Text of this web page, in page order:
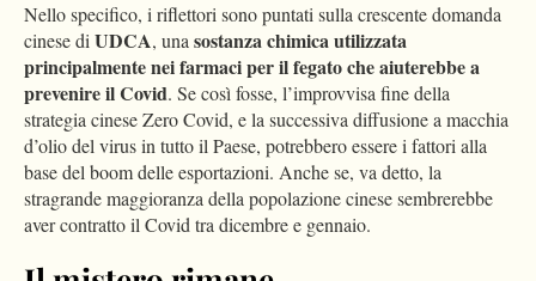
Nello specifico, i riflettori sono puntati sulla crescente domanda
cinese diUDCA, unasostanza chimica utilizzata
principalmente nei farmaci per il fegato che aiuterebbe a
prevenire il Covid. Se così fosse, l’improvvisa fine della
strategia cinese Zero Covid, e la successiva diffusione a macchia
d’olio del virus in tutto il Paese, potrebbero essere i fattori alla
base del boom delle esportazioni. Anche se, va detto, la
stragrande maggioranza della popolazione cinese sembrerebbe
aver contratto il Covid tra dicembre e gennaio.